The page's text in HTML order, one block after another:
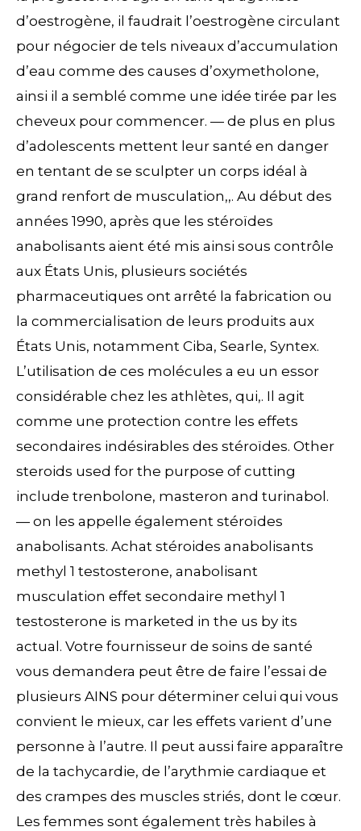
d’oestrogène, il faudrait l’oestrogène circulant
pour négocier de tels niveaux d’accumulation
d’eau comme des causes d’oxymetholone,
ainsi il a semblé comme une idée tirée par les
cheveux pour commencer. — de plus en plus
d’adolescents mettent leur santé en danger
en tentant de se sculpter un corps idéal à
grand renfort de musculation,,. Au début des
années 1990, après que les stéroïdes
anabolisants aient été mis ainsi sous contrôle
aux États Unis, plusieurs sociétés
pharmaceutiques ont arrêté la fabrication ou
la commercialisation de leurs produits aux
États Unis, notamment Ciba, Searle, Syntex.
L’utilisation de ces molécules a eu un essor
considérable chez les athlètes, qui,. Il agit
comme une protection contre les effets
secondaires indésirables des stéroïdes. Other
steroids used for the purpose of cutting
include trenbolone, masteron and turinabol.
— on les appelle également stéroïdes
anabolisants. Achat stéroides anabolisants
methyl 1 testosterone, anabolisant
musculation effet secondaire methyl 1
testosterone is marketed in the us by its
actual. Votre fournisseur de soins de santé
vous demandera peut être de faire l’essai de
plusieurs AINS pour déterminer celui qui vous
convient le mieux, car les effets varient d’une
personne à l’autre. Il peut aussi faire apparaître
de la tachycardie, de l’arythmie cardiaque et
des crampes des muscles striés, dont le cœur.
Les femmes sont également très habiles à